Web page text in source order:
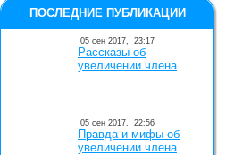
ПОСЛЕДНИЕ ПУБЛИКАЦИИ
05 сен 2017, 23:17
Рассказы об
увеличении члена
05 сен 2017, 22:56
Правда и мифы об
увеличении члена